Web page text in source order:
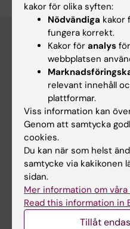
Huvudmeny
Utbildning
Forskarutbildning
Forskning
Om KI
På gång
Nyheter
kakor för olika syften:
Nödvändiga kakor
fungera korrekt.
Kakor för analys
webbplatsen
relevant innehåll
plattformar.
Viss information kan
Genom att samtycka
cookies.
Du kan när som helst
samtycke via kakikonen
sidan.
Mer information om våra
Read this information in
Tillåt